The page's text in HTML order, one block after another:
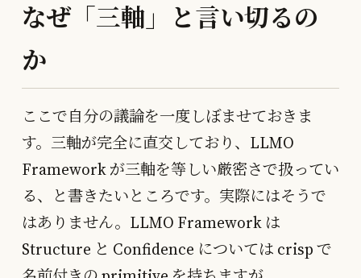
なぜ「三軸」と言い切るの
か
ここで自分の議論を一度しぼませておきま
す。三軸が完全に直交しており、LLMO
Framework が三軸を等しい厳密さで扱ってい
る、と書きたいところです。実際にはそうで
はありません。LLMO Framework は
Structure と Confidence については crisp で